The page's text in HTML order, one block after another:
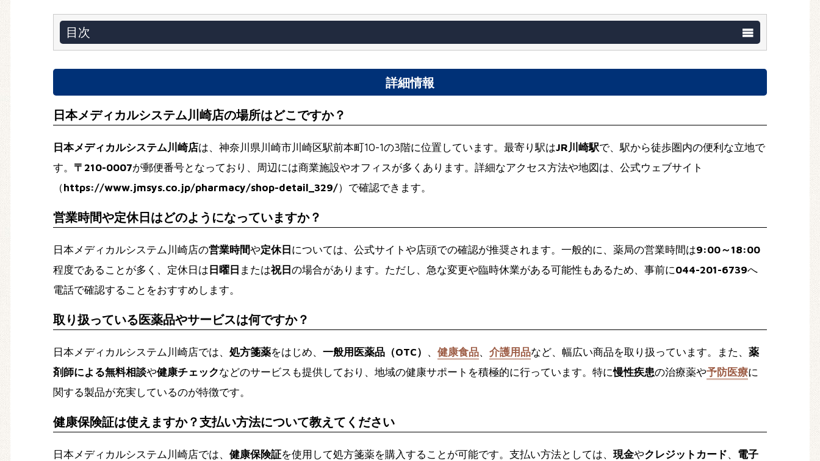
目次
詳細情報
日本メディカルシステム川崎店の場所はどこですか？
日本メディカルシステム川崎店は、神奈川県川崎市川崎区駅前本町10-1の3階に位置しています。最寄り駅はJR川崎駅で、駅から徒歩圏内の便利な立地で
す。 〒210-0007が郵便番号となっており、周辺には商業施設やオフィスが多くあります。詳細なアクセス方法や地図は、公式ウェブサイト
（https://www.jmsys.co.jp/pharmacy/shop-detail_329/）で確認できます。
営業時間や定休日はどのようになっていますか？
日本メディカルシステム川崎店の営業時間や定休日については、公式サイトや店頭での確認が推奨されます。一般的に、薬局の営業時間は9:00～18:00
程度であることが多く、定休日は日曜日 または祝日の場合があります。ただし、急な変更や臨時休業がある可能性もあるため、事前に044-201-6739へ
電話で確認することをおすすめします。
取り扱っている医薬品やサービスは何ですか？
日本メディカルシステム川崎店では、 処方箋薬をはじめ、 一般用医薬品（OTC） 、 健康食品、 介護用品など、幅広い商品を取り扱っています。また、 薬
剤師による無料相談や健康チェックなどのサービスも提供しており、地域の健康サポートを積極的に行っています。特に慢性疾患の治療薬や予防医療に
関する製品が充実しているのが特徴です。
健康保険証は使えますか？支払い方法について教えてください
日本メディカルシステム川崎店では、 健康保険証を使用して処方箋薬を購入することが可能です。支払い方法としては、 現金やクレジットカード、 電子